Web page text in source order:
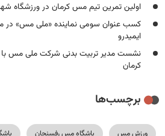
اولین تمرین تیم مس کرمان در ورزشگاه
کسب عنوان سومی نماینده «ملی مس» در
ایمیدرو
نشست مدیر تربیت بدنی شرکت ملی مس با
کرمان
برچسب‌ها
ورزش مس باشگاه مس رفسنجان